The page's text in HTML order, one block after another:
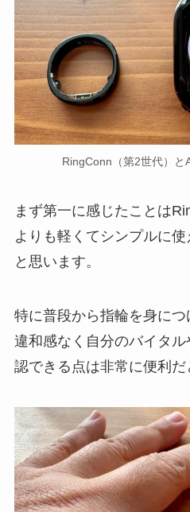
RingConn（第2世代）
まず第一に感じたことは
よりも軽くてシンプルに
と思います。
特に普段から指輪を身に
違和感なく自分のバイタ
認できる点は非常に便利だ